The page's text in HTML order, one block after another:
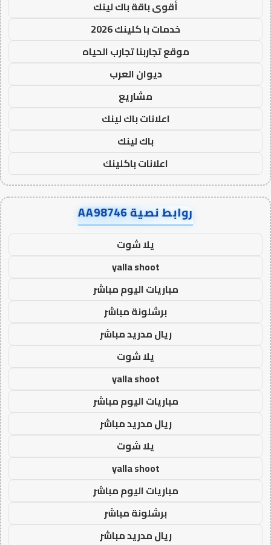
أقوى باقة باك لينك
خدمات با كلينك 2026
موقع تجاربنا تجارب الحياه
ديوان العرب
مشاريع
اعلانات باك لينك
باك لينك
اعلانات باكلينك
روابط نصية AA98746
يلا شوت
yalla shoot
مباريات اليوم مباشر
برشلونة مباشر
ريال مدريد مباشر
يلا شوت
yalla shoot
مباريات اليوم مباشر
ريال مدريد مباشر
يلا شوت
yalla shoot
مباريات اليوم مباشر
برشلونة مباشر
ريال مدريد مباشر